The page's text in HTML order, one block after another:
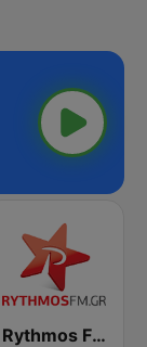
Rythmos FM - Ρυθμος 94.9